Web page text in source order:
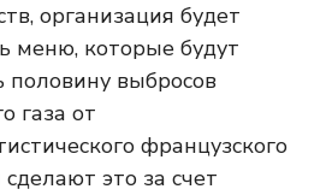
организация будет
меню, которые будут
половину выбросов
газа от
французского
это за счет